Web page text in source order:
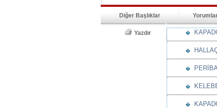
Diğer Başlıklar
Yazdır �
�
�
�
�